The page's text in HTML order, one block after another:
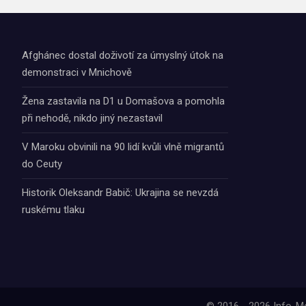
Afghánec dostal doživotí za úmyslný útok na
demonstraci v Mnichově
Žena zastavila na D1 u Domašova a pomohla
při nehodě, nikdo jiný nezastavil
V Maroku obvinili na 90 lidí kvůli vlně migrantů
do Ceuty
Historik Oleksandr Babič: Ukrajina se nevzdá
ruskému tlaku